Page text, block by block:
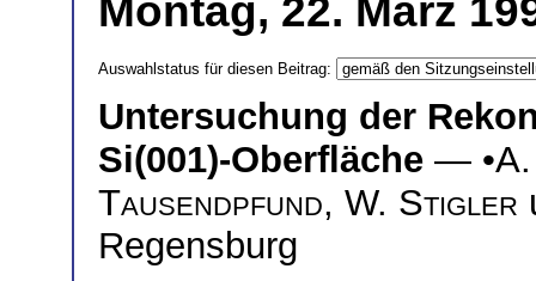
Montag, 22. März
Auswahlstatus für diesen Beitrag:
Untersuchung der
Si(001)-Oberfläche — •
Tausendpfund, W. Stigler
Regensburg